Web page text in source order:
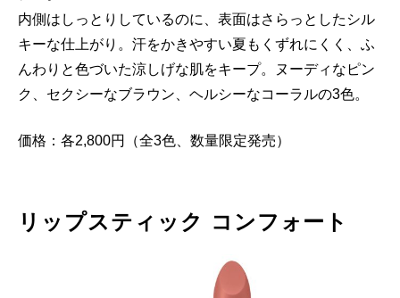
内側はしっとりしているのに、表面はさらっとしたシル
キーな仕上がり。汗をかきやすい夏もくずれにくく、ふ
んわりと色づいた涼しげな肌をキープ。ヌーディなピン
ク、セクシーなブラウン、ヘルシーなコーラルの3色。
価格：各2,800円（全3色、数量限定発売）
リップスティック コンフォート